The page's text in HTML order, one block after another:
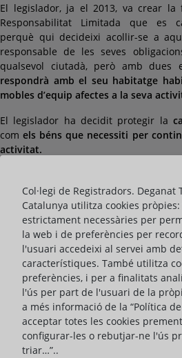
El legislador, ja el 2013, va crear la
Responsabilitat Limitada que es
perquè qui decideixi acollir-se a
responsable de les seves
qualsevol ciutadà, però amb dues
respondrà amb el seu habitatge
mobles d’equip afectes a la seva
El legislador ha decidit protegir la
comels béns que necessiti per
activitat.
Com funciona la figura? Què haig de
La protecció de l’ERLneix a través
Registre Mercantili, si escau, en el
Béns Mobles. Un cop inscrit, el
certificació i la remetrà
Propietat i al Registrador de Béns
per a la seva constància en
Propietat, pel que fa a l’habitatge
Béns Mobles, pel que fa als béns
empresarial-
El meu habitatge ha de complir
Col·legi de Registradors. Deganat
Catalunya utilitza cookies
estrictament necessàries per
la web i de preferències per
l'usuari accedeixi al servei amb
característiques. També utilitza
preferències, i per a finalitats
l'ús per part de l'usuari de la
a més informació de la “Política de
acceptar totes les cookies
configurar-les o rebutjar-ne l'ús
triar…”..